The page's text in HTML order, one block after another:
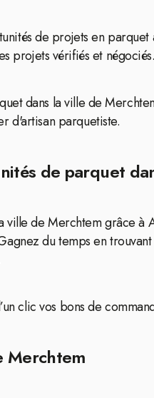
de projets en
projets vérifiés et négociés.
dans la ville de
d'artisan parquetiste.
de parquet
ville de Merchtem grâce
du temps en
clic vos bons de
Merchtem